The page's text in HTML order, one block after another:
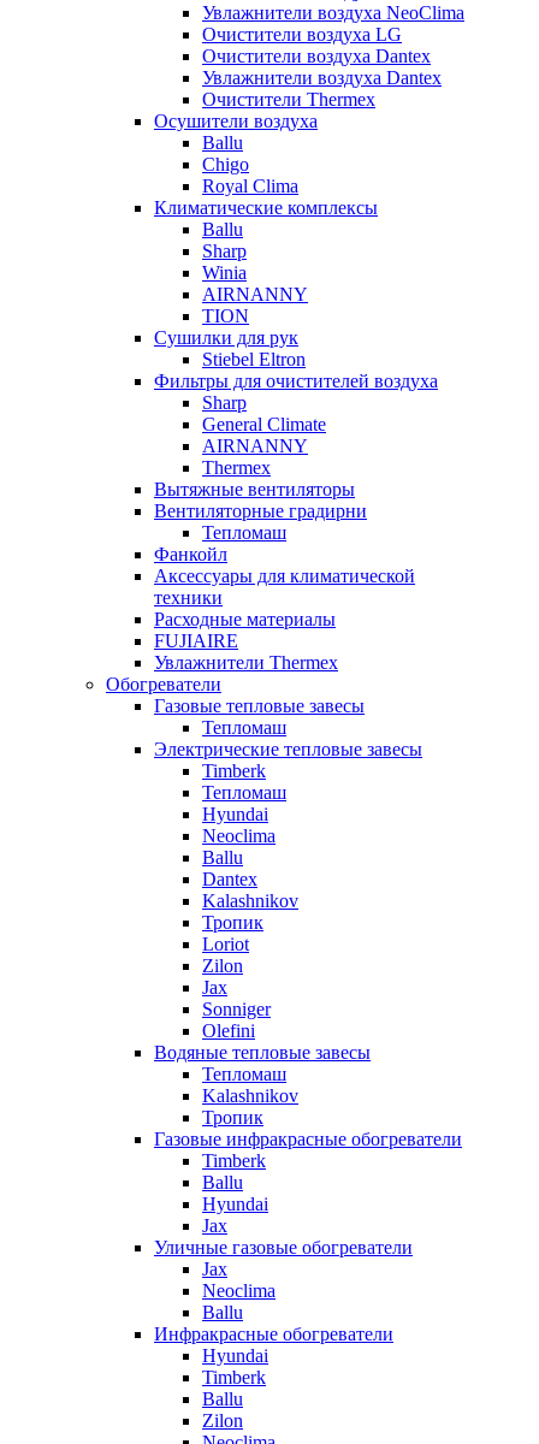
Увлажнители воздуха NeoClima
Очистители воздуха LG
Очистители воздуха Dantex
Увлажнители воздуха Dantex
Очистители Thermex
Осушители воздуха
Ballu
Chigo
Royal Clima
Климатические комплексы
Ballu
Sharp
Winia
AIRNANNY
TION
Сушилки для рук
Stiebel Eltron
Фильтры для очистителей воздуха
Sharp
General Climate
AIRNANNY
Thermex
Вытяжные вентиляторы
Вентиляторные градирни
Тепломаш
Фанкойл
Аксессуары для климатической
техники
Расходные материалы
FUJIAIRE
Увлажнители Thermex
Обогреватели
Газовые тепловые завесы
Тепломаш
Электрические тепловые завесы
Timberk
Тепломаш
Hyundai
Neoclima
Ballu
Dantex
Kalashnikov
Тропик
Loriot
Zilon
Jax
Sonniger
Olefini
Водяные тепловые завесы
Тепломаш
Kalashnikov
Тропик
Газовые инфракрасные обогреватели
Timberk
Ballu
Hyundai
Jax
Уличные газовые обогреватели
Jax
Neoclima
Ballu
Инфракрасные обогреватели
Hyundai
Timberk
Ballu
Zilon